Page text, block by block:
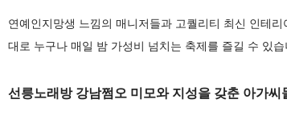
연예인지망생 느낌의 매니저들과 고퀄리티 최신 인테
대로 누구나 매일 밤 가성비 넘치는 축제를 즐길 수 있
선릉노래방 강남쩜오 미모와 지성을 갖춘 아가